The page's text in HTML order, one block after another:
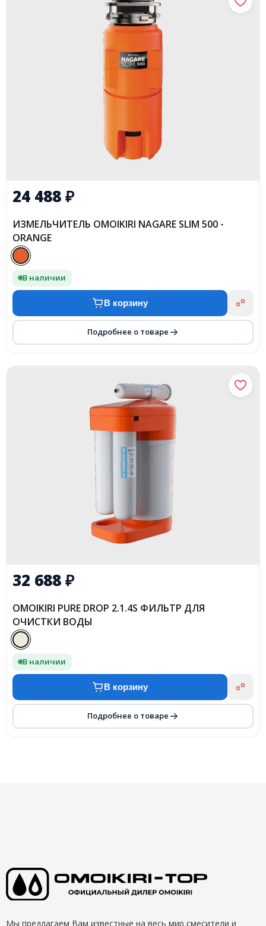
24 488₽
ИЗМЕЛЬЧИТЕЛЬ OMOIKIRI NAGARE SLIM 500 -
ORANGE
В наличии
В корзину
Подробнее о товаре
32 688₽
OMOIKIRI PURE DROP 2.1.4S ФИЛЬТР ДЛЯ
ОЧИСТКИ ВОДЫ
В наличии
В корзину
Подробнее о товаре
Мы предлагаем Вам известные на весь мир смесители и